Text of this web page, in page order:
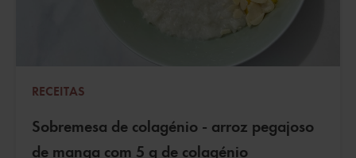
RECEITAS
Sobremesa de colagénio - arroz pegajoso
de manga com 5 g de colagénio